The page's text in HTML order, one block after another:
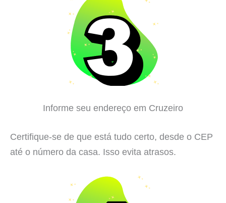
Informe seu endereço em Cruzeiro
Certifique-se de que está tudo certo, desde o CEP
até o número da casa. Isso evita atrasos.